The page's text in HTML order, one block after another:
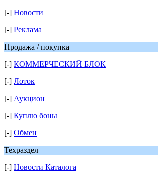
[-] Новости
[-] Реклама
Продажа / покупка
[-] КОММЕРЧЕСКИЙ БЛОК
[-] Лоток
[-] Аукцион
[-] Куплю боны
[-] Обмен
Техраздел
[-] Новости Каталога